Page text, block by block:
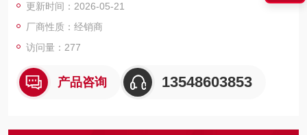
更新时间：2026-05-21
厂商性质：经销商
访问量：277
产品咨询 13548603853